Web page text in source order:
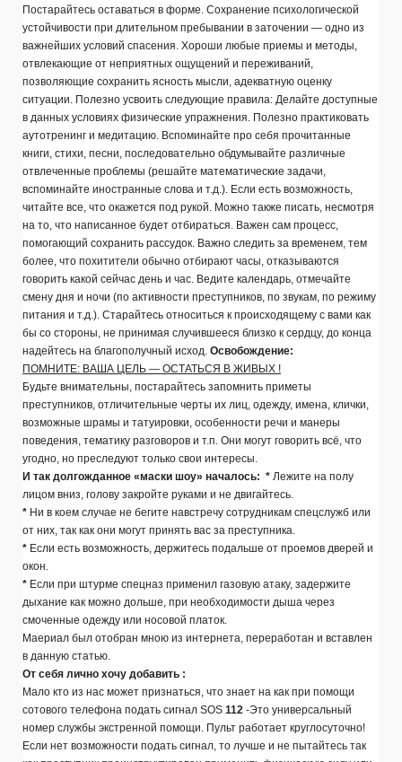
Постарайтесь оставаться в форме. Сохранение психологической
устойчивости при длительном пребывании в заточении — одно из
важнейших условий спасения. Хороши любые приемы и методы,
отвлекающие от неприятных ощущений и переживаний,
позволяющие сохранить ясность мысли, адекватную оценку
ситуации. Полезно усвоить следующие правила: Делайте доступные
в данных условиях физические упражнения. Полезно практиковать
аутотренинг и медитацию. Вспоминайте про себя прочитанные
книги, стихи, песни, последовательно обдумывайте различные
отвлеченные проблемы (решайте математические задачи,
вспоминайте иностранные слова и т.д.). Если есть возможность,
читайте все, что окажется под рукой. Можно также писать, несмотря
на то, что написанное будет отбираться. Важен сам процесс,
помогающий сохранить рассудок. Важно следить за временем, тем
более, что похитители обычно отбирают часы, отказываются
говорить какой сейчас день и час. Ведите календарь, отмечайте
смену дня и ночи (по активности преступников, по звукам, по режиму
питания и т.д.). Старайтесь относиться к происходящему с вами как
бы со стороны, не принимая случившееся близко к сердцу, до конца
надейтесь на благополучный исход. Освобождение:
ПОМНИТЕ: ВАША ЦЕЛЬ — ОСТАТЬСЯ В ЖИВЫХ !
Будьте внимательны, постарайтесь запомнить приметы
преступников, отличительные черты их лиц, одежду, имена, клички,
возможные шрамы и татуировки, особенности речи и манеры
поведения, тематику разговоров и т.п. Они могут говорить всё, что
угодно, но преследуют только свои интересы.
И так долгожданное «маски шоу» началось: * Лежите на полу
лицом вниз, голову закройте руками и не двигайтесь.
* Ни в коем случае не бегите навстречу сотрудникам спецслужб или
от них, так как они могут принять вас за преступника.
* Если есть возможность, держитесь подальше от проемов дверей и
окон.
* Если при штурме спецназ применил газовую атаку, задержите
дыхание как можно дольше, при необходимости дыша через
смоченные одежду или носовой платок.
Маериал был отобран мною из интернета, переработан и вставлен
в данную статью.
От себя лично хочу добавить :
Мало кто из нас может признаться, что знает на как при помощи
сотового телефона подать сигнал SOS 112 -Это универсальный
номер службы экстренной помощи. Пульт работает круглосуточно!
Если нет возможности подать сигнал, то лучше и не пытайтесь так